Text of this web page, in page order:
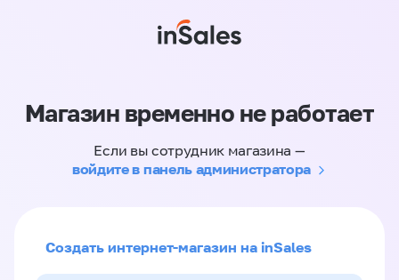
Магазин временно не работает
Если вы сотрудник магазина —
войдите в панель администратора
Создать интернет-магазин на inSales